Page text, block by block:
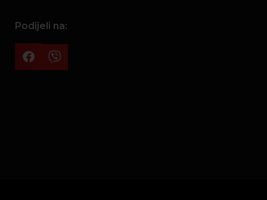
Podijeli na: